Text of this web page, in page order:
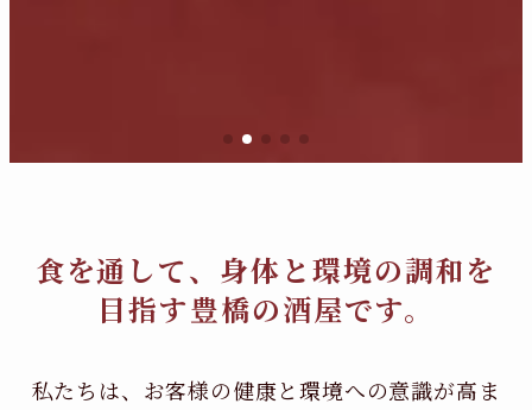
食を通して、身体と環境の調和を
目指す豊橋の酒屋です。
私たちは、お客様の健康と環境への意識が高ま